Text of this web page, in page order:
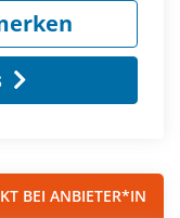
BEI ANBIETER*IN